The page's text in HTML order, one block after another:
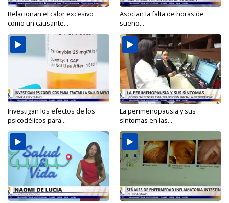
Relacionan el calor excesivo
como un causante...
Asocian la falta de horas de
sueño...
Investigan los efectos de los
psicodélicos para...
La perimenopausia y sus
síntomas en las...